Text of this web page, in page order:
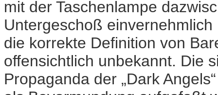
mit der Taschenlampe
Untergeschoß
die korrekte Definition von
offensichtlich unbekannt. Die
Propaganda der „Dark